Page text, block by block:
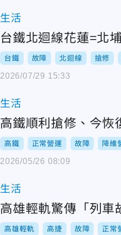
生活
台鐵北迴線花蓮=北
台鐵 故障 北迴線 搶修
2026/07/29 15:33
生活
高鐵順利搶修、今
高鐵 正常營運 故障 降維
2026/05/26 08:09
生活
高雄輕軌驚傳「列
高雄輕軌 高捷 故障 正常